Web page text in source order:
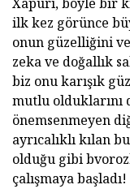
ilk kez görünce
onun güzelliğini
zeka ve doğallık
biz onu karışık
mutlu olduklarını
önemsenmeyen
ayrıcalıklı kılan
olduğu gibi
çalışmaya başladı!